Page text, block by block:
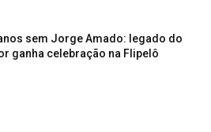
sem Jorge Amado: legado do
ganha celebração na Flipelô